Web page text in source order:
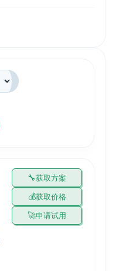
获取方案
获取价格
申请试用